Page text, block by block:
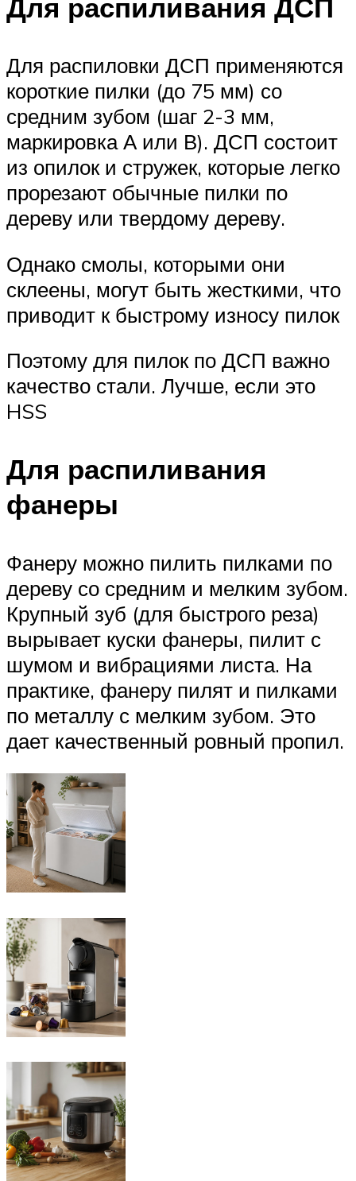
Для распиливания ДСП
Для распиловки ДСП применяются
короткие пилки (до 75 мм) со
средним зубом (шаг 2-3 мм,
маркировка А или В). ДСП состоит
из опилок и стружек, которые легко
прорезают обычные пилки по
дереву или твердому дереву.
Однако смолы, которыми они
склеены, могут быть жесткими, что
приводит к быстрому износу пилок
Поэтому для пилок по ДСП важно
качество стали. Лучше, если это
HSS
Для распиливания
фанеры
Фанеру можно пилить пилками по
дереву со средним и мелким зубом.
Крупный зуб (для быстрого реза)
вырывает куски фанеры, пилит с
шумом и вибрациями листа. На
практике, фанеру пилят и пилками
по металлу с мелким зубом. Это
дает качественный ровный пропил.